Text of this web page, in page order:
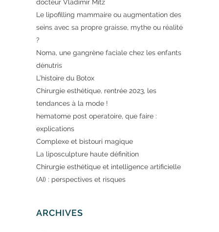
docteur Vladimir Mitz
Le lipofilling mammaire ou augmentation des
seins avec sa propre graisse, mythe ou réalité
?
Noma, une gangrène faciale chez les enfants
dénutris
L’histoire du Botox
Chirurgie esthétique, rentrée 2023, les
tendances à la mode !
hematome post operatoire, que faire :
explications
Complexe et bistouri magique
La liposculpture haute définition
Chirurgie esthétique et intelligence artificielle
(AI) : perspectives et risques
ARCHIVES